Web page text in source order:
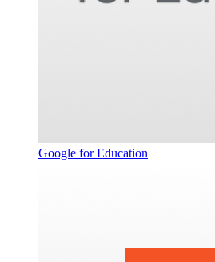
Google for Education